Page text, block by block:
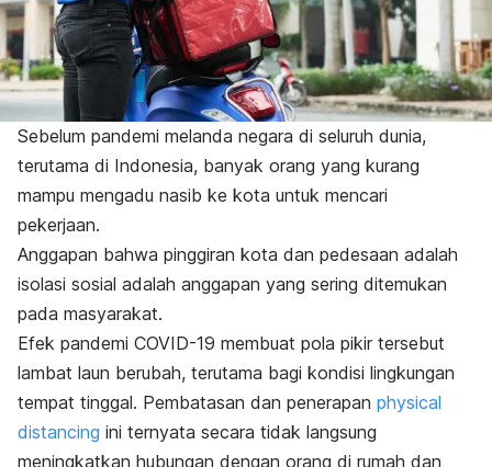
Sebelum pandemi melanda negara di seluruh dunia,
terutama di Indonesia, banyak orang yang kurang
mampu mengadu nasib ke kota untuk mencari
pekerjaan.
Anggapan bahwa pinggiran kota dan pedesaan adalah
isolasi sosial adalah anggapan yang sering ditemukan
pada masyarakat.
Efek pandemi COVID-19 membuat pola pikir tersebut
lambat laun berubah, terutama bagi kondisi lingkungan
tempat tinggal. Pembatasan dan penerapan physical
distancing ini ternyata secara tidak langsung
meningkatkan hubungan dengan orang di rumah dan